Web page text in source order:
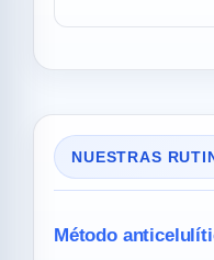
NUESTRAS
Método